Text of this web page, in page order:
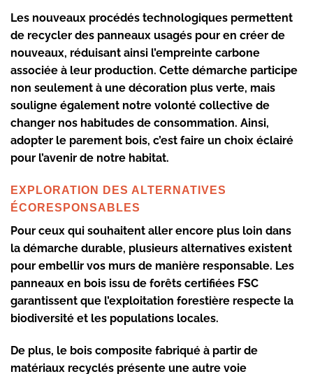
Les nouveaux procédés technologiques permettent
de recycler des panneaux usagés pour en créer de
nouveaux, réduisant ainsi l’empreinte carbone
associée à leur production. Cette démarche participe
non seulement à une décoration plus verte, mais
souligne également notre volonté collective de
changer nos habitudes de consommation. Ainsi,
adopter le parement bois, c’est faire un choix éclairé
pour l’avenir de notre habitat.
EXPLORATION DES ALTERNATIVES
ÉCORESPONSABLES
Pour ceux qui souhaitent aller encore plus loin dans
la démarche durable, plusieurs alternatives existent
pour embellir vos murs de manière responsable. Les
panneaux en bois issu de forêts certifiées FSC
garantissent que l’exploitation forestière respecte la
biodiversité et les populations locales.
De plus, le bois composite fabriqué à partir de
matériaux recyclés présente une autre voie